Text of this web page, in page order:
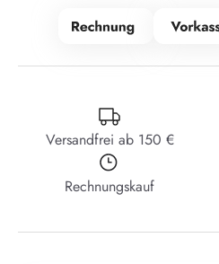
Versandfrei ab 150 €
Rechnungskauf